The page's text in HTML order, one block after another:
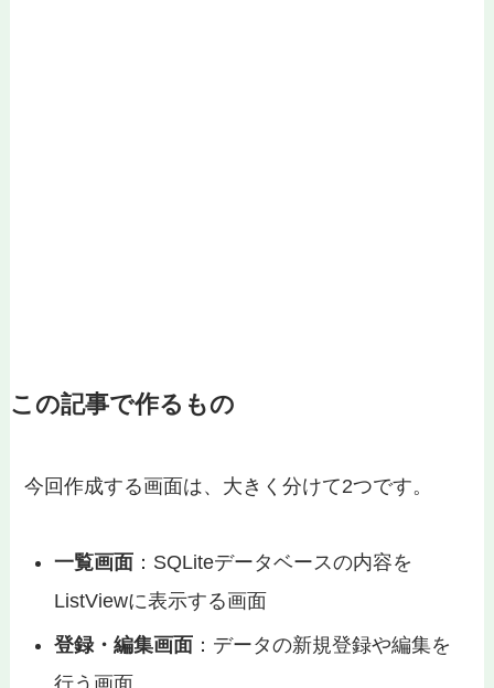
この記事で作るもの
今回作成する画面は、大きく分けて2つです。
一覧画面 ：SQLiteデータベースの内容を
ListViewに表示する画面
登録・編集画面 ：データの新規登録や編集を
行う画面